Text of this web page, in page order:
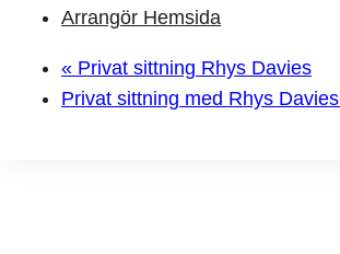
Arrangör Hemsida
« Privat sittning Rhys Davies
Privat sittning med Rhys Davies